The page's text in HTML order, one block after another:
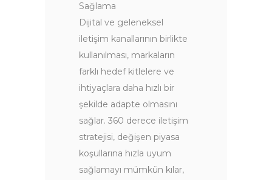
Sağlama
Dijital ve geleneksel
iletişim kanallarının birlikte
kullanılması, markaların
farklı hedef kitlelere ve
ihtiyaçlara daha hızlı bir
şekilde adapte olmasını
sağlar. 360 derece iletişim
stratejisi, değişen piyasa
koşullarına hızla uyum
sağlamayı mümkün kılar,